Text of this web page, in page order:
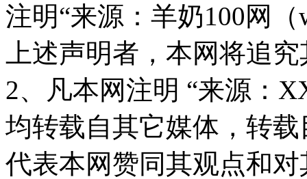
注明“来源：羊奶100网（
上述声明者，本网将追
2、凡本网注明 “来源：
均转载自其它媒体，转
代表本网赞同其观点和